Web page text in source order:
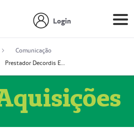
Login
Comunicação
Prestador Decordis Exames Cardiológicos LTDA (51004346-0)